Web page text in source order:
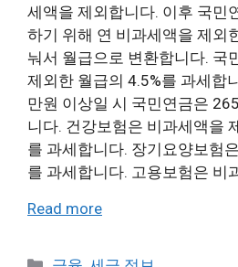
세액을 제외합니다. 이후 국민
하기 위해 연 비과세액을 제외
눠서 월급으로 변환합니다. 국
제외한 월급의 4.5%를 과세합
만원 이상일 시 국민연금은
니다. 건강보험은 비과세액을
를 과세합니다. 장기요양보험
를 과세합니다. 고용보험은 비
Read more
Categories